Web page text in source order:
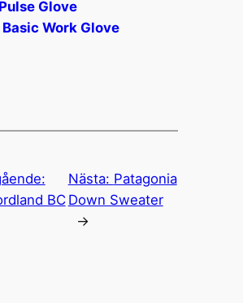
Glove
Work Glove
BC
Nästa: Patagonia
Down Sweater
→